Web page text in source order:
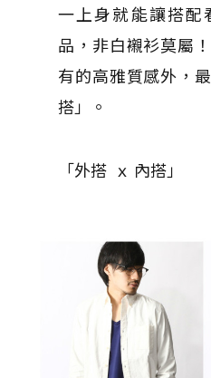
一上身就能讓搭配
品，非白襯衫莫屬
有的高雅質感外，
搭」。
「外搭 ｘ 內搭」